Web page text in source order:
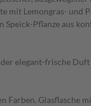
mit Lemongras-
Speick-Pflanze aus
elegant-frische